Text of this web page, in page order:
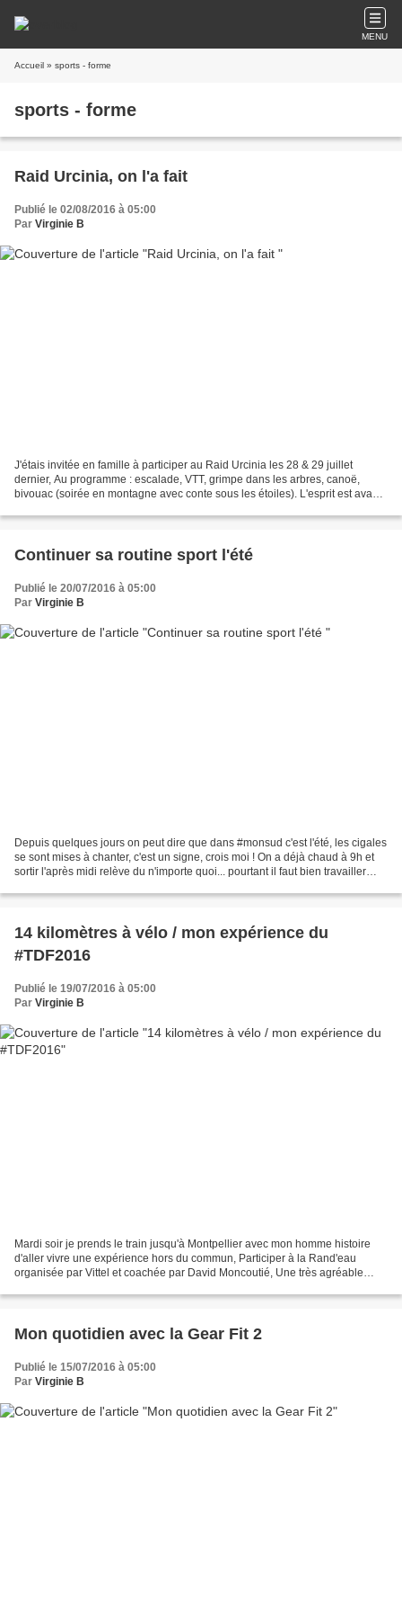
MENU
Accueil » sports - forme
sports - forme
Raid Urcinia, on l'a fait
Publié le 02/08/2016 à 05:00
Par Virginie B
J'étais invitée en famille à participer au Raid Urcinia les 28 & 29 juillet
dernier, Au programme : escalade, VTT, grimpe dans les arbres, canoë,
bivouac (soirée en montagne avec conte sous les étoiles). L'esprit est avant
Continuer sa routine sport l'été
Publié le 20/07/2016 à 05:00
Par Virginie B
Depuis quelques jours on peut dire que dans #monsud c'est l'été, les cigales
se sont mises à chanter, c'est un signe, crois moi ! On a déjà chaud à 9h et
sortir l'après midi relève du n'importe quoi... pourtant il faut bien travailler
14 kilomètres à vélo / mon expérience du
#TDF2016
Publié le 19/07/2016 à 05:00
Par Virginie B
Mardi soir je prends le train jusqu'à Montpellier avec mon homme histoire
d'aller vivre une expérience hors du commun, Participer à la Rand'eau
organisée par Vittel et coachée par David Moncoutié, Une très agréable
Mon quotidien avec la Gear Fit 2
Publié le 15/07/2016 à 05:00
Par Virginie B